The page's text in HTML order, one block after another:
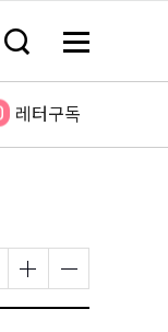
검
창
기
메
전
보
레터구독
글
자
크
글
자
크